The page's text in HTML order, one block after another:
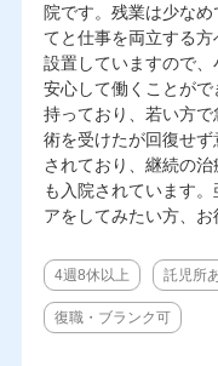
院です。残業は少な
てと仕事を両立する
設置していますので
安心して働くことが
持っており、若い方
術を受けたが回復せ
されており、継続の
も入院されています
アをしてみたい方、お
4週8休以上 託児所
復職・ブランク可